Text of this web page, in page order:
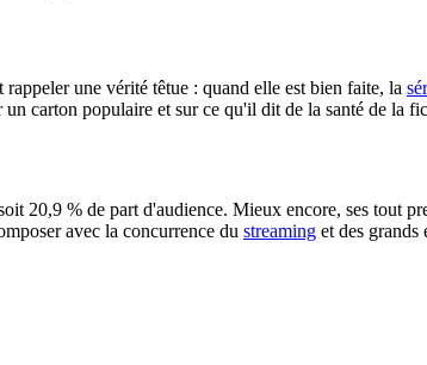
une vérité têtue : quand elle est bien faite, la
carton populaire et sur ce qu'il dit de la santé de la
20,9 % de part d'audience. Mieux encore, ses tout
avec la concurrence du streaming et des grands